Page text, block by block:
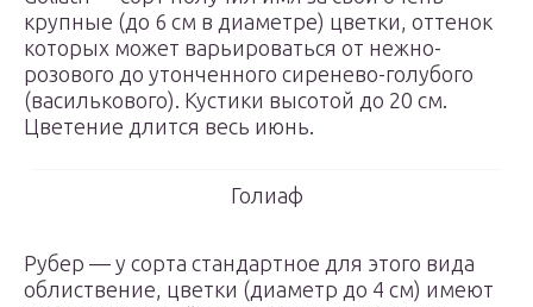
крупные (до 6 см в диаметре) цветки, оттенок
которых может варьироваться от нежно-
розового до утонченного сиренево-голубого
(василькового). Кустики высотой до 20 см.
Цветение длится весь июнь.
Голиаф
Рубер — у сорта стандартное для этого вида
облиствение, цветки (диаметр до 4 см) имеют